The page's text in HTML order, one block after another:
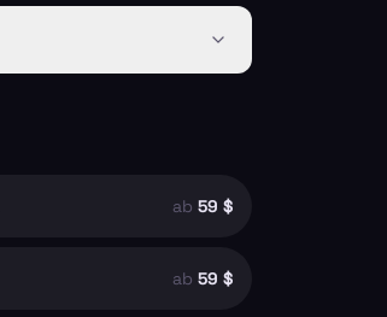
ab 59 $
ab 59 $